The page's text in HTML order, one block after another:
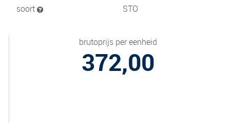
soort
STO
brutoprijs per eenheid
372,00